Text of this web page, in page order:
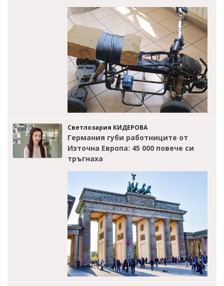
Светлозария КИДЕРОВА
Германия губи работниците от
Източна Европа: 45 000 повече си
тръгнаха